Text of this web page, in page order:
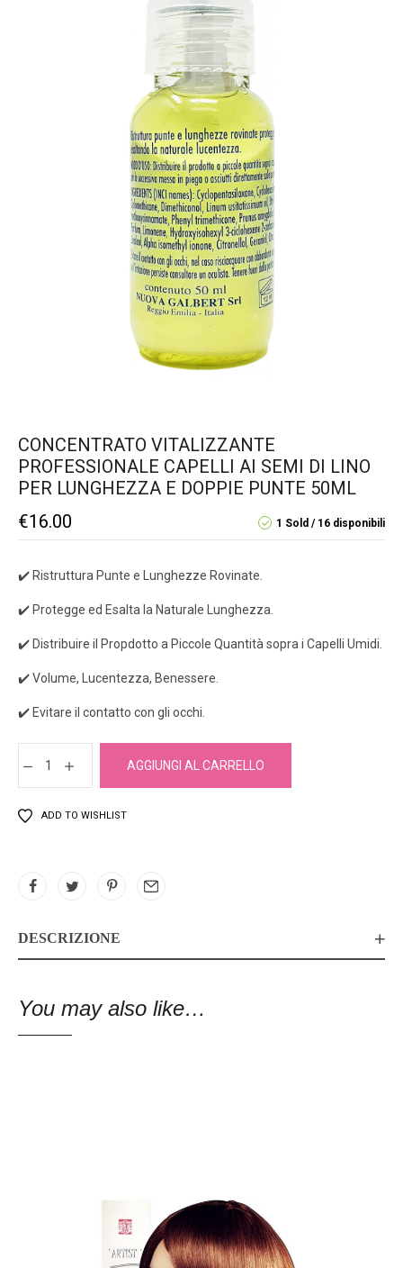
CONCENTRATO VITALIZZANTE
PROFESSIONALE CAPELLI AI SEMI DI LINO
PER LUNGHEZZA E DOPPIE PUNTE 50ML
1 Sold 16 disponibili
€16.00
✔️ Ristruttura Punte e Lunghezze Rovinate.
✔️ Protegge ed Esalta la Naturale Lunghezza.
✔️ Distribuire il Propdotto a Piccole Quantità sopra i Capelli Umidi.
✔️ Volume, Lucentezza, Benessere.
✔️ Evitare il contatto con gli occhi.
AGGIUNGI AL CARRELLO
ADD TO WISHLIST
DESCRIZIONE
You may also like…